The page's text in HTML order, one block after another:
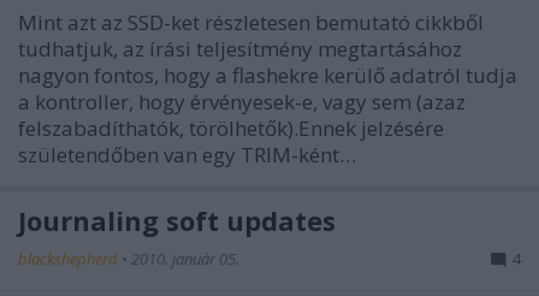
Mint azt az SSD-ket részletesen bemutató cikkből
tudhatjuk, az írási teljesítmény megtartásához
nagyon fontos, hogy a flashekre kerülő adatról tudja
a kontroller, hogy érvényesek-e, vagy sem (azaz
felszabadíthatók, törölhetők).Ennek jelzésére
születendőben van egy TRIM-ként…
Journaling soft updates
blackshepherd • 2010. január 05. 4